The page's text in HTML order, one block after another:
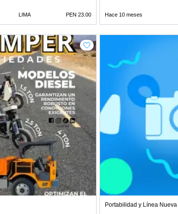
LIMA PEN 23.00 Hace 10 meses
Portabilidad y Línea Nueva